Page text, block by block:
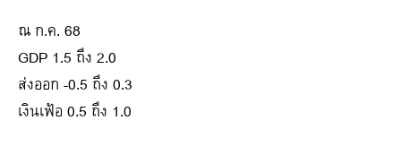
ณ ก.ค. 68
GDP 1.5 ถึง 2.0
ส่งออก -0.5 ถึง 0.3
เงินเฟ้อ 0.5 ถึง 1.0